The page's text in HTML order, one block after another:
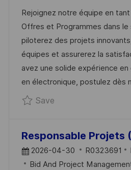
E
D
D
A
T
E
D
E
G
O
R
Y
Rejoignez notre équipe en
Offres et Programmes dans le
piloterez des projets
équipes et assurerez la
avez une solide expérience
en électronique, postulez dès
SaveSave Bid & Project
Responsable Projets
P
O
2026-04-30
J
O
R0323691
C
Bid And Project